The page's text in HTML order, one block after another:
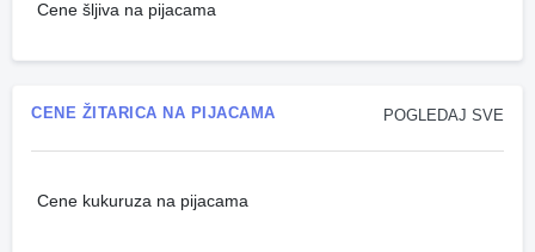
Cene šljiva na pijacama
POGLEDAJ SVE
CENE ŽITARICA NA PIJACAMA
Cene kukuruza na pijacama